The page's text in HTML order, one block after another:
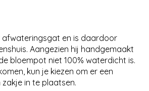
afwateringsgat en is daardoor
Aangezien hij handgemaakt
bloempot niet 100% waterdicht is.
kun je kiezen om er een
in te plaatsen.